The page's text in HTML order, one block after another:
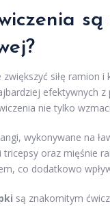
są
zwiększyć siłę ramion
efektywnych z
nie tylko
wykonywane na
tricepsy oraz mięśnie
co dodatkowo
są znakomitym